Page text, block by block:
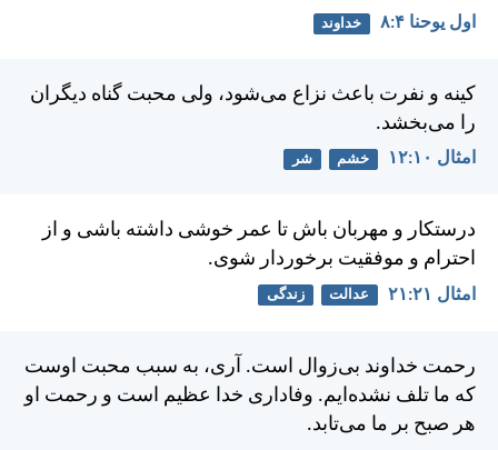
اول يوحنا ۴:‏۸ خداوند
كينه و نفرت باعث نزاع می‌شود، ولی محبت گناه ديگران
را می‌بخشد.
امثال ۱۰:‏۱۲ خشم شر
درستكار و مهربان باش تا عمر خوشی داشته باشی و از
احترام و موفقيت برخوردار شوی.
امثال ۲۱:‏۲۱ عدالت زندگی
رحمت خداوند بی‌زوال است. آری، به سبب محبت اوست
كه ما تلف نشده‌ايم. وفاداری خدا عظيم است و رحمت او
هر صبح بر ما می‌تابد.